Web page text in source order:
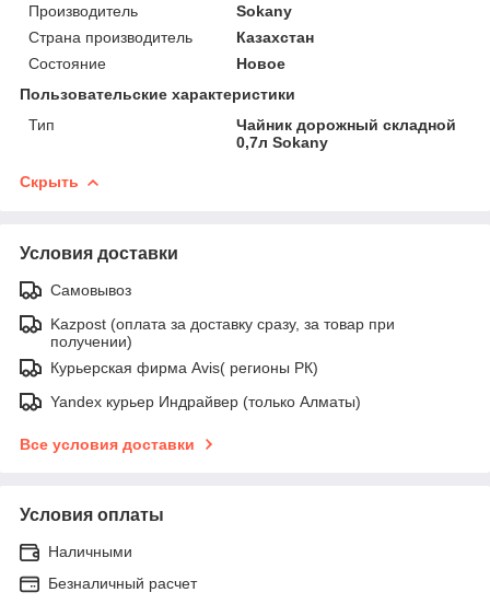
Производитель
Sokany
Страна производитель
Казахстан
Состояние
Новое
Пользовательские характеристики
Тип
Чайник дорожный складной
0,7л Sokany
Скрыть
Условия доставки
Самовывоз
Kazpost (оплата за доставку сразу, за товар при
получении)
Курьерская фирма Avis( регионы РК)
Yandex курьер Индрайвер (только Алматы)
Все условия доставки
Условия оплаты
Наличными
Безналичный расчет